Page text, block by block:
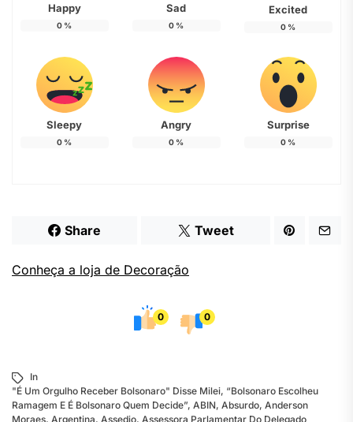
Happy
0 %
Sad
0 %
Excited
0 %
Sleepy
0 %
Angry
0 %
Surprise
0 %
Share Tweet
Conheça a loja de Decoração
0 0
In
"É Um Orgulho Receber Bolsonaro" Disse Milei, “Bolsonaro Escolheu
Ramagem E É Bolsonaro Quem Decide”, ABIN, Absurdo, Anderson
Moraes, Argentina, Assedio, Assessora Parlamentar Do Delegado